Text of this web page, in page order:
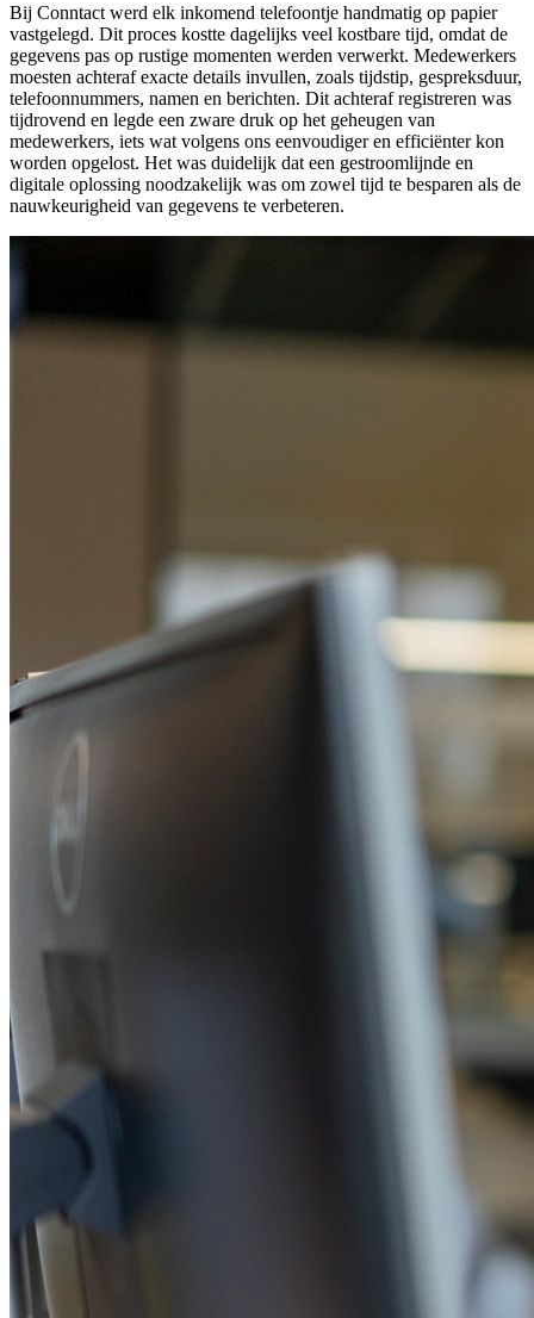
Bij Conntact werd elk inkomend telefoontje handmatig op papier
vastgelegd. Dit proces kostte dagelijks veel kostbare tijd, omdat de
gegevens pas op rustige momenten werden verwerkt. Medewerkers
moesten achteraf exacte details invullen, zoals tijdstip, gespreksduur,
telefoonnummers, namen en berichten. Dit achteraf registreren was
tijdrovend en legde een zware druk op het geheugen van
medewerkers, iets wat volgens ons eenvoudiger en efficiënter kon
worden opgelost. Het was duidelijk dat een gestroomlijnde en
digitale oplossing noodzakelijk was om zowel tijd te besparen als de
nauwkeurigheid van gegevens te verbeteren.